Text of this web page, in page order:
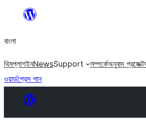
যান
বাংলা
থিমপ্লাগইনNewsSupport সম্পর্কেঅনুবাদ প্রজেক্ট
ওয়ার্ডপ্রেস পান